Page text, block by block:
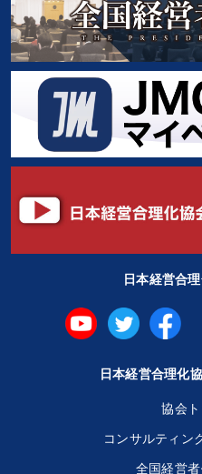
日本経営合
日本経営合理化
協会
コンサルティン
全国経営